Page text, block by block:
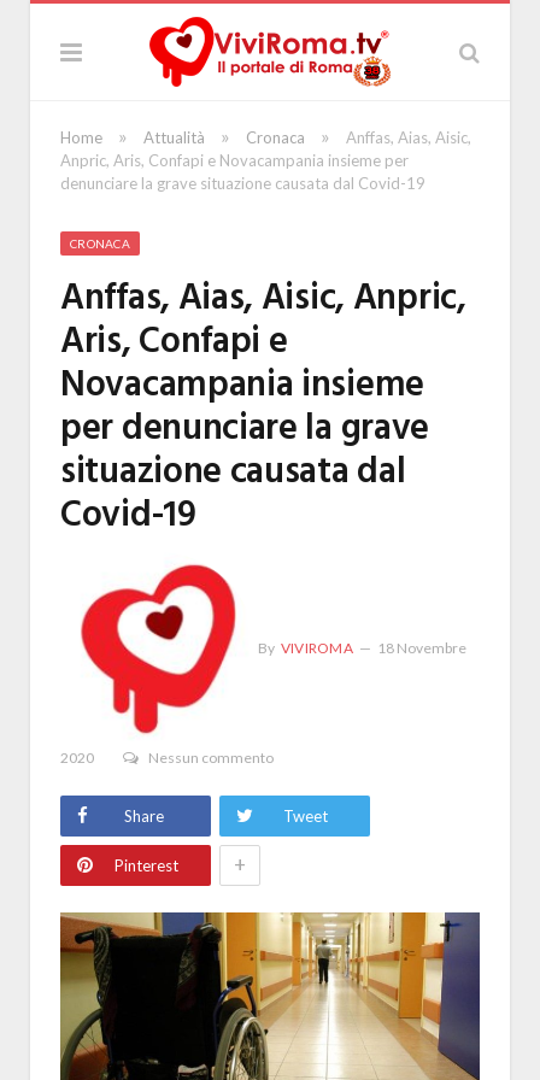
Home » Attualità » Cronaca »
Anffas, Aias, Aisic,
Anpric, Aris, Confapi e Novacampania insieme per
denunciare la grave situazione causata dal Covid-19
CRONACA
Anffas, Aias, Aisic, Anpric,
Aris, Confapi e
Novacampania insieme
per denunciare la grave
situazione causata dal
Covid-19
By VIVIROMA 18 Novembre
2020 Nessun commento
Share Tweet
Pinterest +